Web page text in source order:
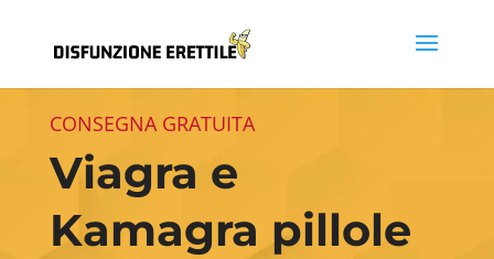
CONSEGNA GRATUITA
Viagra e
Kamagra pillole